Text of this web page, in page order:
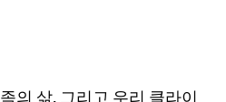
의 삶, 그리고 우리 클라이